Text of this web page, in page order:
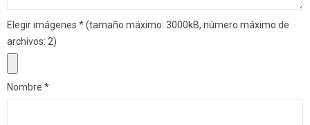
Elegir imágenes *(tamaño máximo: 3000kB, número máximo de
archivos: 2)
Nombre *